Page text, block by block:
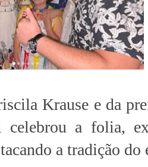
Krause e da
celebrou a folia,
a tradição